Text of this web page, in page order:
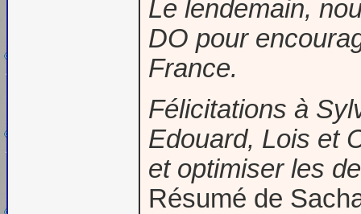
Le lendemain,
DO pour
France.
Félicitations à
Edouard, Lois et
et optimiser les
Résumé de